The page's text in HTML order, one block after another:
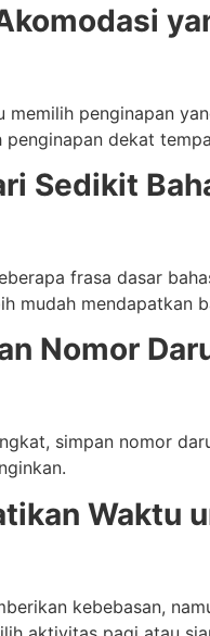
memilih penginapan
penginapan dekat
Sedikit
frasa dasar
mudah mendapatkan
Nomor
simpan nomor
Waktu
kebebasan,